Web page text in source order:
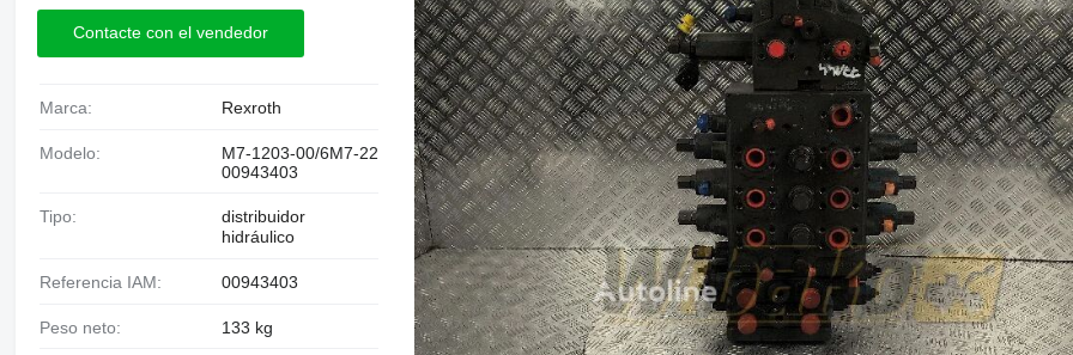
Contacte con el vendedor
Marca: Rexroth
Modelo:
M7-1203-00/6M7-22
00943403
Tipo:
distribuidor
hidráulico
Referencia IAM: 00943403
Peso neto: 133 kg